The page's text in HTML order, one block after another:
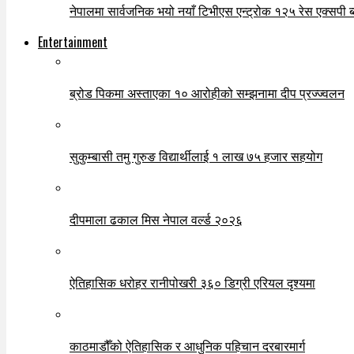
नेपालमा सार्वजनिक भयो नयाँ टिभीएस एन्ट्रोक १२५ रेस एक्सपी
Entertainment
ब्रोड पिकमा अस्ताएका १० आरोहीको सम्झनामा दीप प्रज्ज्वलन
सुकुम्बासी तमु गुरुङ विद्यार्थीलाई १ लाख ७५ हजार सहयोग
दीपमाला ढकाल मिस नेपाल वर्ल्ड २०२६
ऐतिहासिक धरोहर रानीपोखरी ३६० डिग्री एरियल दृश्यमा
काठमाडौँको ऐतिहासिक र आधुनिक पहिचान दरबारमार्ग